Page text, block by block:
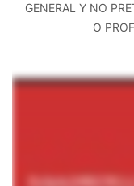
GENERAL Y NO
O